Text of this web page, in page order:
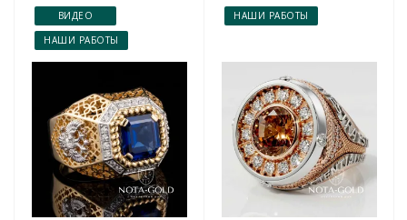
ВИДЕО
НАШИ РАБОТЫ
НАШИ РАБОТЫ